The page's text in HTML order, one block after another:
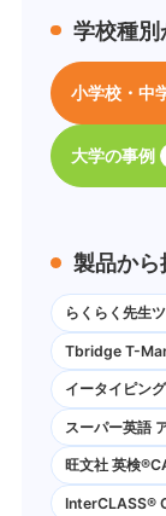
学校種
小学校・中
大学の事例
製品から
らくらく先生
Tbridge T-
イータイピン
スーパー英語
旺文社 英検
InterCLASS®︎